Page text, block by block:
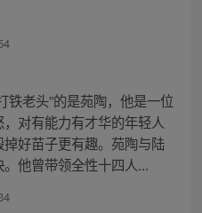
铁老头”的是苑陶，他是一位
对有能力有才华的年轻人
好苗子更有趣。苑陶与陆
他曾带领全性十四人...